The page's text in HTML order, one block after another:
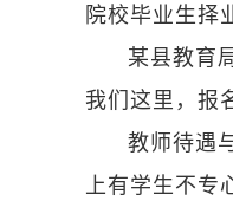
院校毕业生择
某县教育
我们这里，报
教师待遇
上有学生不专